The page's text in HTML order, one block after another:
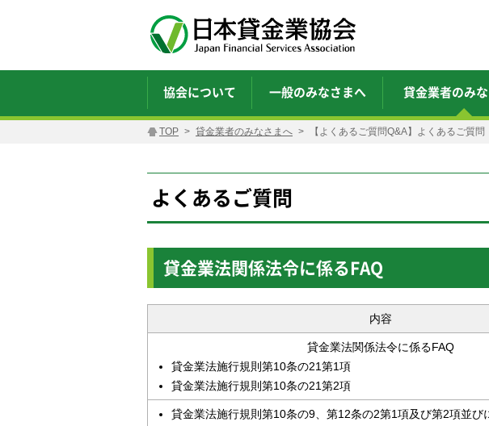
協会について 一般のみなさまへ 貸金業者のみ
TOP 貸金業者のみなさまへ 【よくあるご質問Q&A】よくあるご質問
よくあるご質問
貸金業法関係法令に係るFAQ
内容
貸金業法関係法令に係るFAQ
貸金業法施行規則第10条の21第1項
貸金業法施行規則第10条の21第2項
貸金業法施行規則第10条の9、第12条の2第1項及び第2項並び